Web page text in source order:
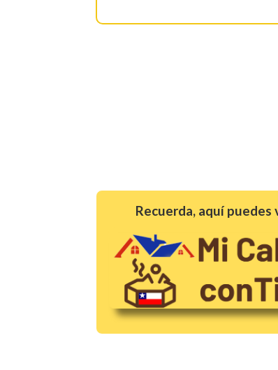
Recuerda, aquí puedes